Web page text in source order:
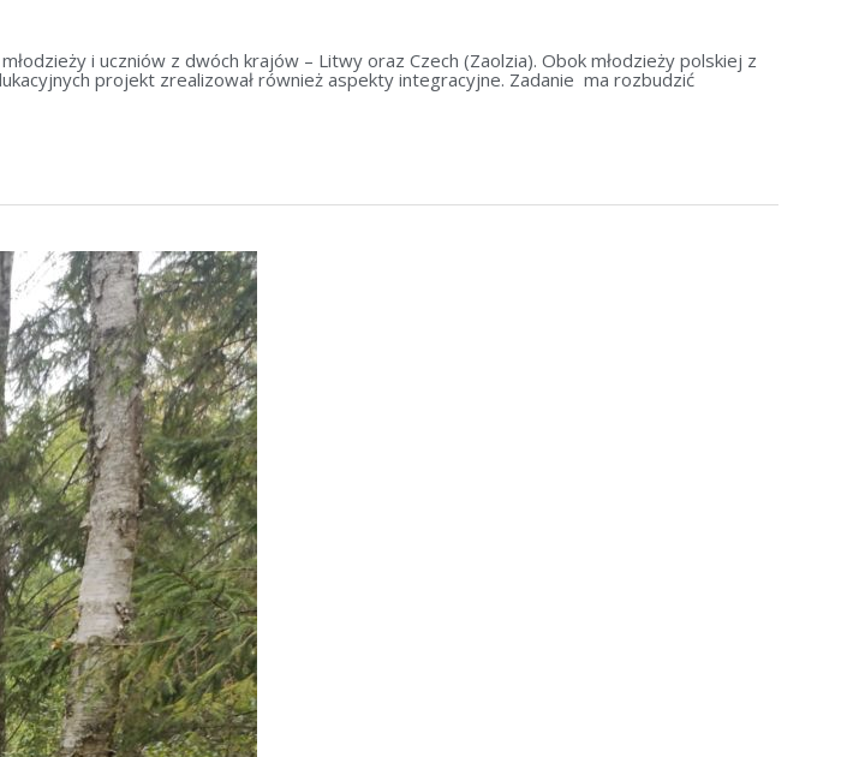
i uczniów z dwóch krajów – Litwy oraz Czech (Zaolzia). Obok młodzieży polskiej z
projekt zrealizował również aspekty integracyjne. Zadanie ma rozbudzić